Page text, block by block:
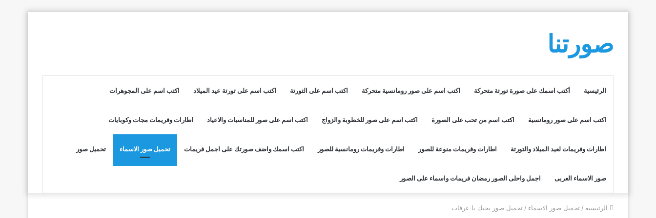
صورتنا
الرئيسية أكتب اسمك على صورة تورتة متحركة اكتب اسم على صور رومانسية متحركة اكتب اسم على التورتة اكتب اسم على تورتة عيد الميلاد اكتب اسم على المجوهرات
اكتب اسم على صور رومانسية اكتب اسم من تحب على الصورة اكتب اسم على صور للخطوبة والزواج اكتب اسم على صور للمناسبات والاعياد اطارات وفريمات مجات وكوبايات
اطارات وفريمات لعيد الميلاد والتورتة اطارات وفريمات منوعة للصور اطارات وفريمات رومانسية للصور اكتب اسمك واضف صورتك على اجمل فريمات تحميل صور الاسماء تحميل صور
صور الاسماء العربى اجمل واحلى الصور رمضان فريمات واسماء على الصور
الرئيسية / تحميل صور الاسماء / تحميل صور بحبك يا عرفات